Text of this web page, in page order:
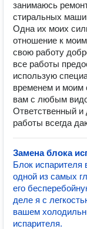
занимаюсь
стиральных
Одна их моих
отношение к
свою работу
все работы
использую
временем и моим
вам с любым
Ответственный и
работы всегда
Замена блока
Блок испарителя
одной из самых
его
деле я с
вашем
испарителя.